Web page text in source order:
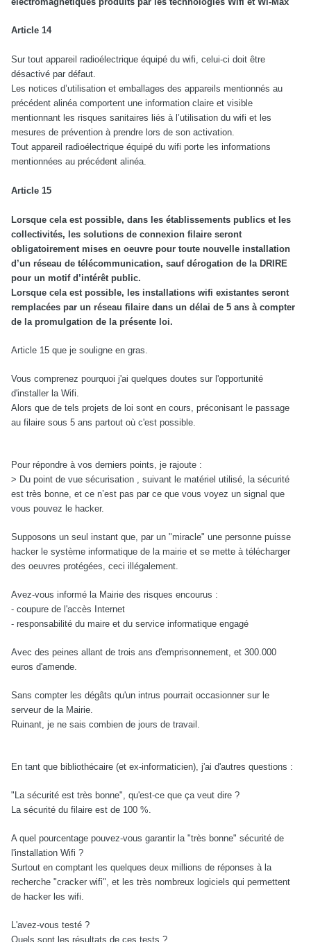
Article 14
Sur tout appareil radioélectrique équipé du wifi, celui-ci doit être
désactivé par défaut.
Les notices d’utilisation et emballages des appareils mentionnés au
précédent alinéa comportent une information claire et visible
mentionnant les risques sanitaires liés à l’utilisation du wifi et les
mesures de prévention à prendre lors de son activation.
Tout appareil radioélectrique équipé du wifi porte les informations
mentionnées au précédent alinéa.
Article 15
Lorsque cela est possible, dans les établissements publics et les
collectivités, les solutions de connexion filaire seront
obligatoirement mises en oeuvre pour toute nouvelle installation
d’un réseau de télécommunication, sauf dérogation de la DRIRE
pour un motif d’intérêt public.
Lorsque cela est possible, les installations wifi existantes seront
remplacées par un réseau filaire dans un délai de 5 ans à compter
de la promulgation de la présente loi.
Article 15 que je souligne en gras.
Vous comprenez pourquoi j'ai quelques doutes sur l'opportunité
d'installer la Wifi.
Alors que de tels projets de loi sont en cours, préconisant le passage
au filaire sous 5 ans partout où c'est possible.
Pour répondre à vos derniers points, je rajoute :
> Du point de vue sécurisation , suivant le matériel utilisé, la sécurité
est très bonne, et ce n’est pas par ce que vous voyez un signal que
vous pouvez le hacker.
Supposons un seul instant que, par un "miracle" une personne puisse
hacker le système informatique de la mairie et se mette à télécharger
des oeuvres protégées, ceci illégalement.
Avez-vous informé la Mairie des risques encourus :
- coupure de l'accès Internet
- responsabilité du maire et du service informatique engagé
Avec des peines allant de trois ans d'emprisonnement, et 300.000
euros d'amende.
Sans compter les dégâts qu'un intrus pourrait occasionner sur le
serveur de la Mairie.
Ruinant, je ne sais combien de jours de travail.
En tant que bibliothécaire (et ex-informaticien), j'ai d'autres questions :
"La sécurité est très bonne", qu'est-ce que ça veut dire ?
La sécurité du filaire est de 100 %.
A quel pourcentage pouvez-vous garantir la "très bonne" sécurité de
l'installation Wifi ?
Surtout en comptant les quelques deux millions de réponses à la
recherche "cracker wifi", et les très nombreux logiciels qui permettent
de hacker les wifi.
L'avez-vous testé ?
Quels sont les résultats de ces tests ?